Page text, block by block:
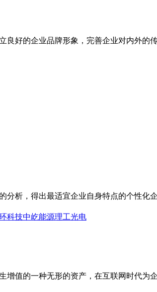
良好的企业品牌形象，完善企业对内外的
分析，得出最适宜企业自身特点的个性
科技中屹能源理工光电
增值的一种无形的资产，在互联网时代